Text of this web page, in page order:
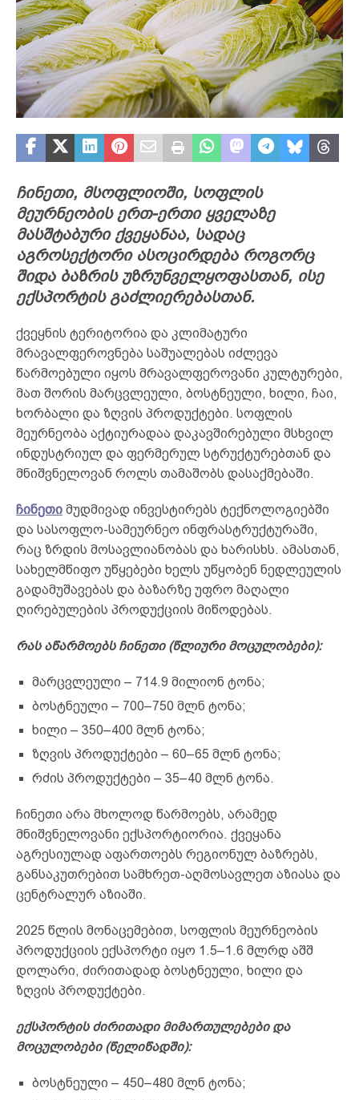
ჩინეთი, მსოფლიოში, სოფლის
მეურნეობის ერთ-ერთი ყველაზე
მასშტაბური ქვეყანაა, სადაც
აგროსექტორი ასოცირდება როგორც
შიდა ბაზრის უზრუნველყოფასთან, ისე
ექსპორტის გაძლიერებასთან.
ქვეყნის ტერიტორია და კლიმატური
მრავალფეროვნება საშუალებას იძლევა
წარმოებული იყოს მრავალფეროვანი კულტურები,
მათ შორის მარცვლეული, ბოსტნეული, ხილი, ჩაი,
ხორბალი და ზღვის პროდუქტები. სოფლის
მეურნეობა აქტიურადაა დაკავშირებული მსხვილ
ინდუსტრიულ და ფერმერულ სტრუქტურებთან და
მნიშვნელოვან როლს თამაშობს დასაქმებაში.
ჩინეთი მუდმივად ინვესტირებს ტექნოლოგიებში
და სასოფლო-სამეურნეო ინფრასტრუქტურაში,
რაც ზრდის მოსავლიანობას და ხარისხს. ამასთან,
სახელმწიფო უწყებები ხელს უწყობენ ნედლეულის
გადამუშავებას და ბაზარზე უფრო მაღალი
ღირებულების პროდუქციის მიწოდებას.
რას აწარმოებს ჩინეთი (წლიური მოცულობები):
მარცვლეული – 714.9 მილიონ ტონა;
ბოსტნეული – 700–750 მლნ ტონა;
ხილი – 350–400 მლნ ტონა;
ზღვის პროდუქტები – 60–65 მლნ ტონა;
რძის პროდუქტები – 35–40 მლნ ტონა.
ჩინეთი არა მხოლოდ წარმოებს, არამედ
მნიშვნელოვანი ექსპორტიორია. ქვეყანა
აგრესიულად აფართოებს რეგიონულ ბაზრებს,
განსაკუთრებით სამხრეთ-აღმოსავლეთ აზიასა და
ცენტრალურ აზიაში.
2025 წლის მონაცემებით, სოფლის მეურნეობის
პროდუქციის ექსპორტი იყო 1.5–1.6 მლრდ აშშ
დოლარი, ძირითადად ბოსტნეული, ხილი და
ზღვის პროდუქტები.
ექსპორტის ძირითადი მიმართულებები და
მოცულობები (წელიწადში):
ბოსტნეული – 450–480 მლნ ტონა;